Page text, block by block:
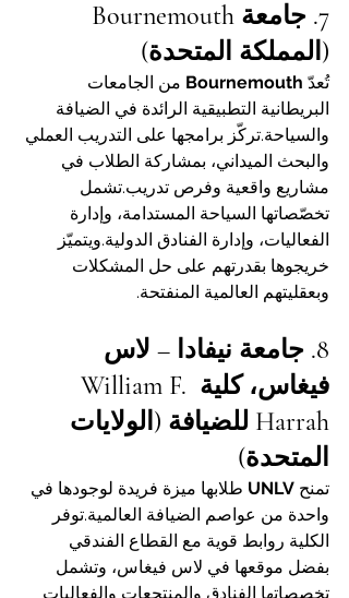
(المملكة المتحدة)
تُعدّ Bournemouth من الجامعات
البريطانية التطبيقية الرائدة في الضيافة
والسياحة.تركّز برامجها على التدريب العملي
والبحث الميداني، بمشاركة الطلاب في
مشاريع واقعية وفرص تدريب.تشمل
تخصّصاتها السياحة المستدامة، وإدارة
الفعاليات، وإدارة الفنادق الدولية.ويتميّز
خريجوها بقدرتهم على حل المشكلات
وبعقليتهم العالمية المنفتحة.
8. جامعة نيفادا – لاس
فيغاس، كلية William F.
Harrah للضيافة (الولايات
المتحدة)
تمنح UNLV طلابها ميزة فريدة لوجودها في
واحدة من عواصم الضيافة العالمية.توفر
الكلية روابط قوية مع القطاع الفندقي
بفضل موقعها في لاس فيغاس، وتشمل
تخصصاتها الفنادق والمنتجعات والفعاليات